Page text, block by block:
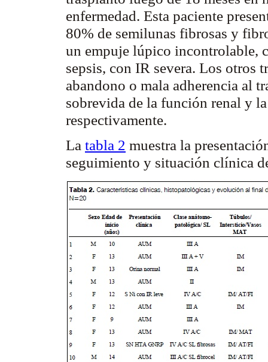
enfermedad. Esta paciente
80% de semilunas fibrosas y
un empuje lúpico incontrolable,
sepsis, con IR severa. Los otros
abandono o mala adherencia al
sobrevida de la función renal y
respectivamente.
La tabla 2 muestra la
seguimiento y situación clínica